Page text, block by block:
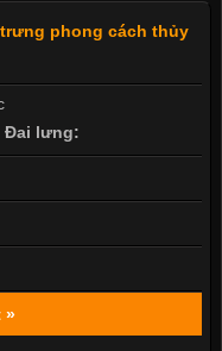
phong cách thủy
Đai lưng:
»